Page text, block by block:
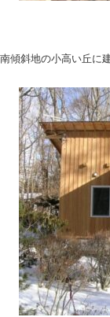
南傾斜地の小高い丘に